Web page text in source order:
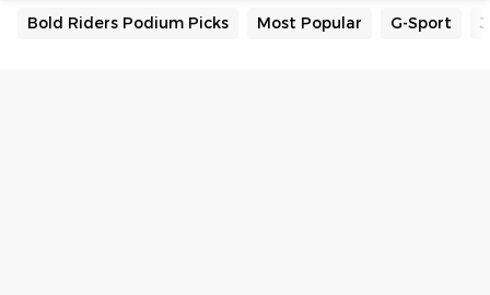
Bold Riders Podium Picks Most Popular G-Sport